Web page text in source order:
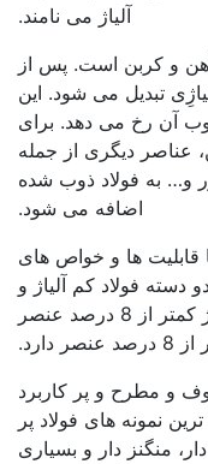
آلیاژ می نامند.
و کربن است. پس از
تبدیل می شود. این
آن رخ می دهد. برای
عناصر دیگری از جمله
و… به فولاد ذوب شده
اضافه می شود.
قابلیت ها و خواص های
دسته فولاد کم آلیاژ و
پر آلیاژ تقسیم می شوند. فولاد کم آلیاژ کمتر از 8 درصد عنصر
و مطرح و پر کاربرد
نمونه های فولاد پر
منگنز دار و بسیاری